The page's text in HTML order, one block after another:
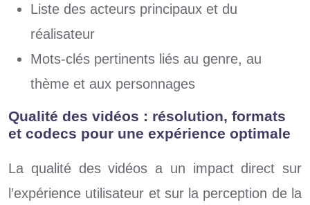
Liste des acteurs principaux et du
réalisateur
Mots-clés pertinents liés au genre, au
thème et aux personnages
Qualité des vidéos : résolution, formats
et codecs pour une expérience optimale
La qualité des vidéos a un impact direct sur
l’expérience utilisateur et sur la perception de la